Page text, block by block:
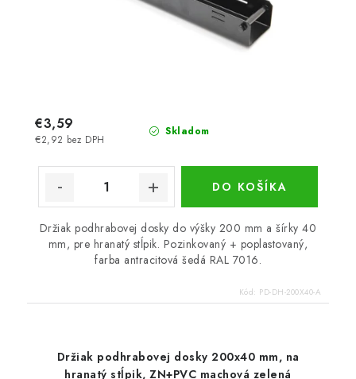
Skladom
€2,92 bez DPH
€3,59
DO KOŠÍKA
Držiak podhrabovej dosky do výšky 200 mm a šírky 40
mm, pre hranatý stĺpik. Pozinkovaný + poplastovaný,
farba antracitová šedá RAL 7016.
Kód: PD-DH-200X40-A
Držiak podhrabovej dosky 200x40 mm, na
hranatý stĺpik, ZN+PVC machová zelená